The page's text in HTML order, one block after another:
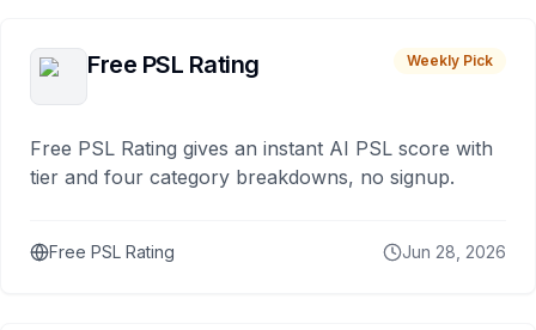
Free PSL Rating Weekly Pick
Free PSL Rating gives an instant AI PSL score with
tier and four category breakdowns, no signup.
Free PSL Rating Jun 28, 2026